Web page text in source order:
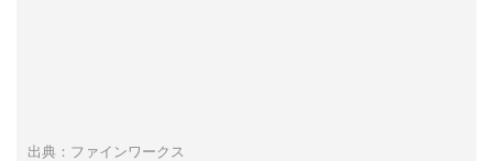
出典：ファインワークス